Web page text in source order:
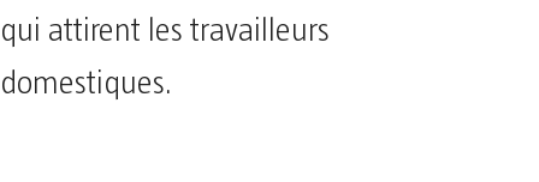
qui attirent les travailleurs
domestiques.